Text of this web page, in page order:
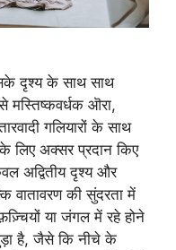
दृश्य के साथ साथ
मस्तिष्कवर्धक ऒरा,
गलियारों के साथ
लिए अक्सर प्रदान किए
अद्वितीय दृश्य और
वातावरण की सुंदरता में
या जंगल में रहे होने
है, जैसे कि नीचे के